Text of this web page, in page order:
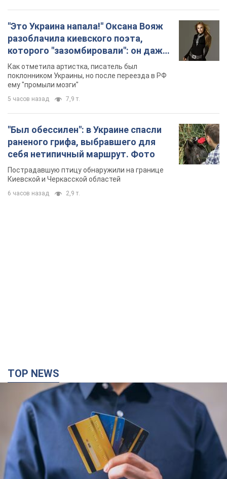
"Это Украина напала!" Оксана Вояж
разоблачила киевского поэта,
которого "зазомбировали": он даже
русского не знал, а теперь хочет
геноцида украинцев
Как отметила артистка, писатель был
поклонником Украины, но после переезда в РФ
ему "промыли мозги"
5 часов назад 7,9 т.
"Был обессилен": в Украине спасли
раненого грифа, выбравшего для
себя нетипичный маршрут. Фото
Пострадавшую птицу обнаружили на границе
Киевской и Черкасской областей
6 часов назад 2,9 т.
TOP NEWS